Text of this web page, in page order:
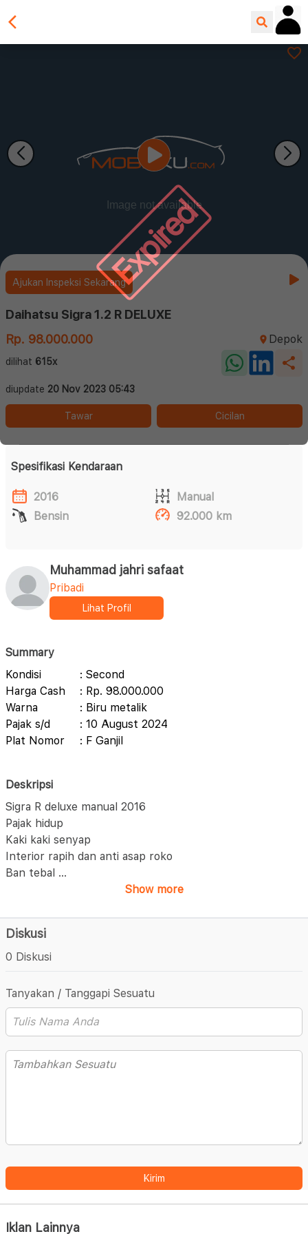
Expired
Ajukan Inspeksi Sekarang
Daihatsu Sigra 1.2 R DELUXE
Rp. 98.000.000
Depok
dilihat 615x
diupdate 20 Nov 2023 05:43
Tawar Cicilan
Spesifikasi Kendaraan
2016
Manual
Bensin
92.000 km
Muhammad jahri safaat
Pribadi
Lihat Profil
Summary
Kondisi
: Second
Harga Cash
: Rp. 98.000.000
Warna
: Biru metalik
Pajak s/d
: 10 August 2024
Plat Nomor
: F Ganjil
Deskripsi
Sigra R deluxe manual 2016
Pajak hidup
Kaki kaki senyap
Interior rapih dan anti asap roko
Ban tebal ...
Show more
Diskusi
0 Diskusi
Tanyakan / Tanggapi Sesuatu
Kirim
Iklan Lainnya